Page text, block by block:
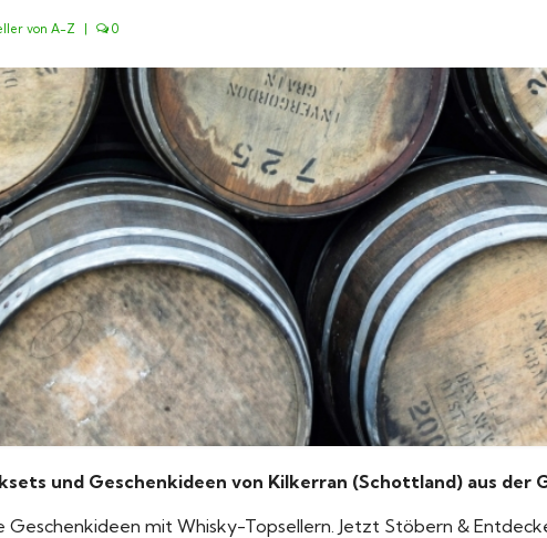
von A-Z | 0
und Geschenkideen von Kilkerran (Schottland) aus der
Geschenkideen mit Whisky-Topsellern. Jetzt Stöbern &